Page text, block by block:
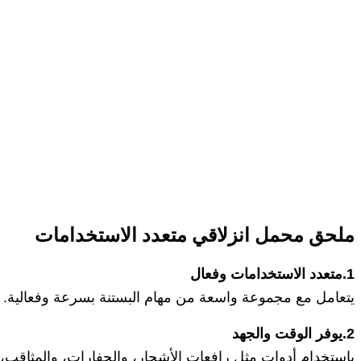
ملحق محمل انزلاقي متعدد الاستخدامات
1.متعدد الاستخدامات وفعال
يتعامل مع مجموعة واسعة من مهام البستنة بسرعة وفعالية.
2.يوفر الوقت والجهد
باستخدام أدوات مثل رافعات الأشجار، والحفارات،